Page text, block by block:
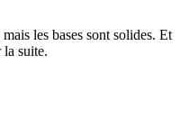
les bases sont solides. Et
la suite.